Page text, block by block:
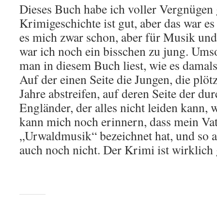
Dieses Buch habe ich voller Vergnügen
Krimigeschichte ist gut, aber das war
es mich zwar schon, aber für Musik
war ich noch ein bisschen zu jung.
man in diesem Buch liest, wie es
Auf der einen Seite die Jungen, die
Jahre abstreifen, auf deren Seite der
Engländer, der alles nicht leiden kann,
kann mich noch erinnern, dass mein
„Urwaldmusik“ bezeichnet hat, und so
auch noch nicht. Der Krimi ist wirklich